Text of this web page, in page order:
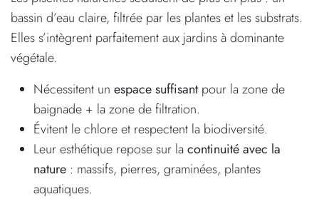
bassin d’eau claire, filtrée par les plantes et les substrats.
Elles s’intègrent parfaitement aux jardins à dominante
végétale.
Nécessitent un espace suffisantpour la zone de
baignade + la zone de filtration.
Évitent le chlore et respectent la biodiversité.
Leur esthétique repose sur lacontinuité avec la
nature : massifs, pierres, graminées, plantes
aquatiques.